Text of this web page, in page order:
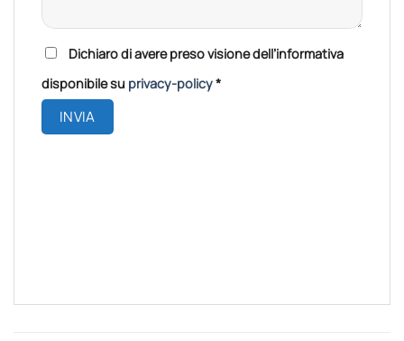
Please leave this field empty.
Dichiaro di avere preso visione dell’informativa
disponibile su privacy-policy*